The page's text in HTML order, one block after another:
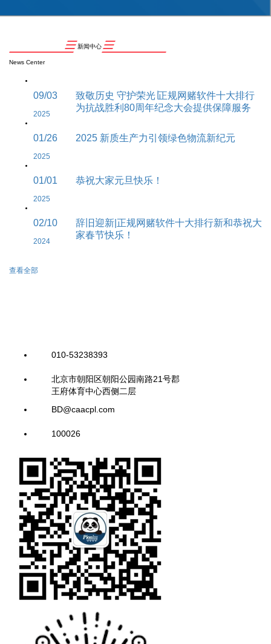
新闻中心
News Center
09/03
2025
致敬历史 守护荣光∣正规网赌软件十大排行
为抗战胜利80周年纪念大会提供保障服务
01/26
2025
2025 新质生产力引领绿色物流新纪元
01/01
2025
恭祝大家元旦快乐！
02/10
2024
辞旧迎新|正规网赌软件十大排行新和恭祝大
家春节快乐！
查看全部
010-53238393
北京市朝阳区朝阳公园南路21号郡
王府体育中心西侧二层
BD@caacpl.com
100026